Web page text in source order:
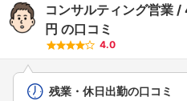
コンサルティング営業
円 の口コミ
4.0
残業・休日出勤の口コミ